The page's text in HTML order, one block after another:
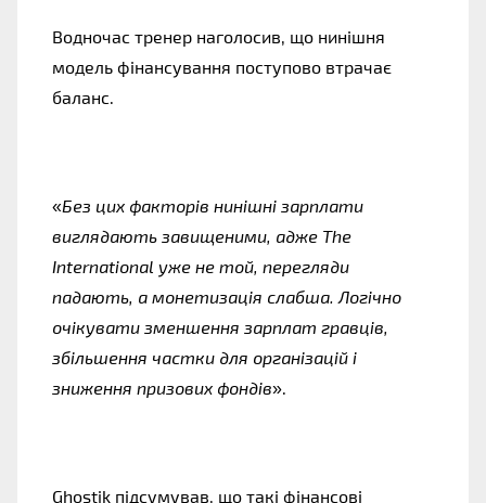
Водночас тренер наголосив, що нинішня
модель фінансування поступово втрачає
баланс.
«Без цих факторів нинішні зарплати
виглядають завищеними, адже The
International уже не той, перегляди
падають, а монетизація слабша. Логічно
очікувати зменшення зарплат гравців,
збільшення частки для організацій і
зниження призових фондів».
Ghostik підсумував, що такі фінансові